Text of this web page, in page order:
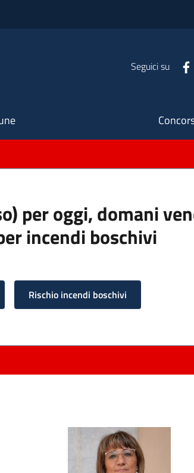
Seguici su
per oggi, domani
incendi boschivi
Rischio incendi boschivi